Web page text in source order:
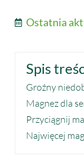
Ostatnia
Spis
Groźny
Magnez dla
Przyciągnij
Najwięcej